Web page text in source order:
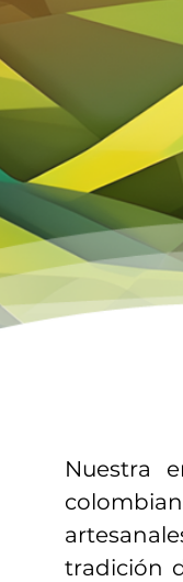
Nuestra
tradición